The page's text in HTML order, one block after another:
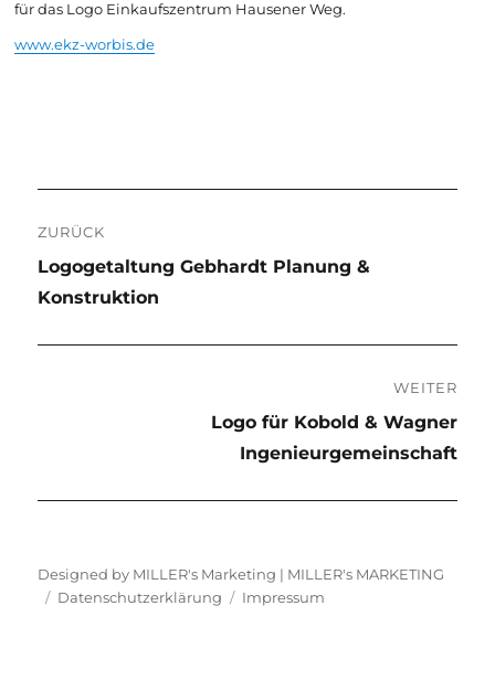
für das Logo Einkaufszentrum Hausener Weg.
www.ekz-worbis.de
ZURÜCK
Vorheriger
Beitrag:
Logogetaltung Gebhardt Planung &
Konstruktion
WEITER
Logo für Kobold & Wagner
Ingenieurgemeinschaft
Designed by MILLER's Marketing | MILLER's MARKETING
Datenschutzerklärung
Impressum